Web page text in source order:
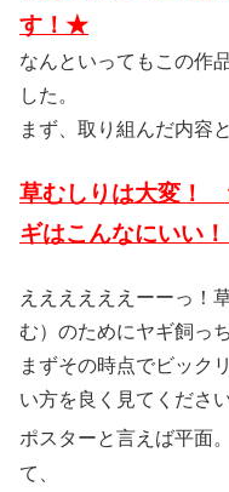
す！★
なんといってもこの作
した。
まず、取り組んだ内容
草むしりは大変！
ギはこんなにいい！
ええええええーーっ！
む）のためにヤギ飼っ
まずその時点でビック
い方を良く見てください
ポスターと言えば平面
て、